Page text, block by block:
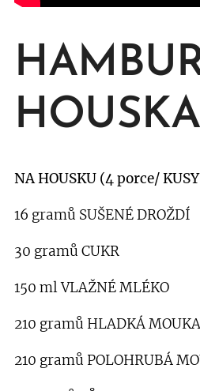
HOUSKA
NA HOUSKU (4 porce/
16 gramů SUŠENÉ DROŽDÍ
30 gramů CUKR
150 ml VLAŽNÉ MLÉKO
210 gramů HLADKÁ MOUKA
210 gramů POLOHRUBÁ